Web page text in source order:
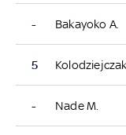
- Bakayoko A.
5 Kolodziejczak
- Nade M.